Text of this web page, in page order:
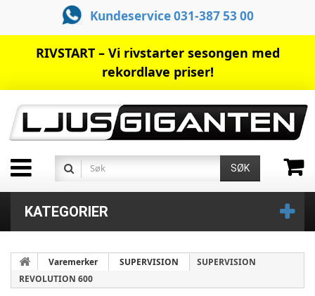
Kundeservice 031-387 53 00
RIVSTART – Vi rivstarter sesongen med
rekordlave priser!
SØK
KATEGORIER
Varemerker SUPERVISION
SUPERVISION
REVOLUTION 600